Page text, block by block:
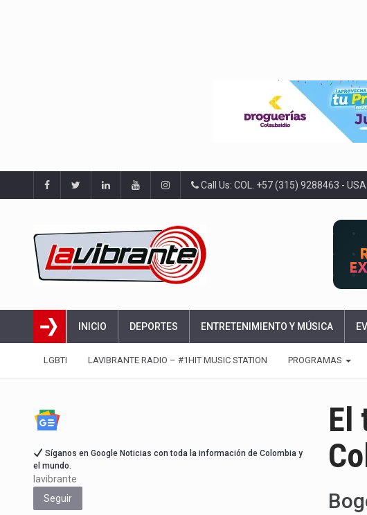
Call Us: COL. +57 (315) 9288463 -
INICIO DEPORTES ENTRETENIMIENTO Y MÚSICA
LGBTI LAVIBRANTE RADIO – #1HIT MUSIC STATION PROGRAMAS
El
Síganos en Google Noticias con toda la información de Colombia y
el mundo.
lavibrante
Seguir